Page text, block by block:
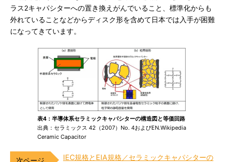
ラス2キャパシターへの置き換えがんでいること、標準化からも
外れていることなどからディスク形を含めて日本では入手が困難
になってきています。
表4：半導体系セラミックキャパシターの構造図と等価回路
出典：セラミックス 42（2007）No. 4およびEN.Wikipedia
Ceramic Capacitor
IEC規格とEIA規格／セラミックキャパシターの